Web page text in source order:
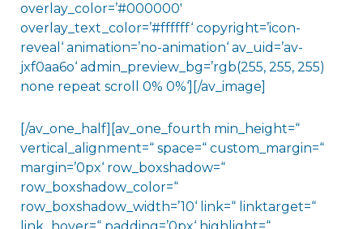
overlay_color=’#000000′
overlay_text_color=’#ffffff‘ copyright=’icon-
reveal‘ animation=’no-animation‘ av_uid=’av-
jxf0aa6o‘ admin_preview_bg=’rgb(255, 255, 255)
none repeat scroll 0% 0%‘][/av_image]
[/av_one_half][av_one_fourth min_height=“
vertical_alignment=“ space=“ custom_margin=“
margin=’0px‘ row_boxshadow=“
row_boxshadow_color=“
row_boxshadow_width=’10‘ link=“ linktarget=“